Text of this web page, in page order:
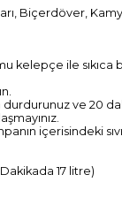
Biçerdöver,
kelepçe ile sıkıca
durdurunuz ve 20
içerisindeki
17 litre)